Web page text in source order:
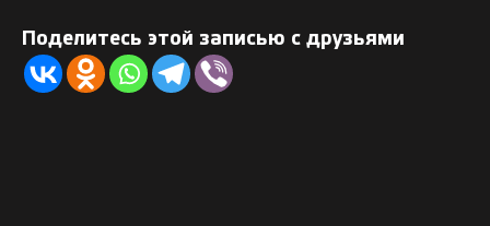
Поделитесь этой записью с друзьями